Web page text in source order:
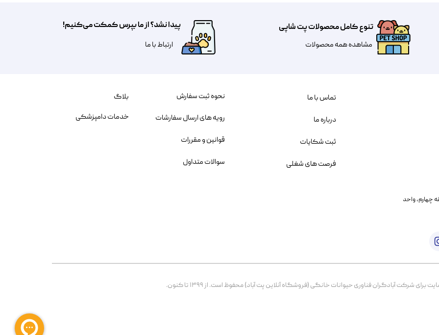
تنوع کامل محصولات پت شاپی
مشاهده همه محصولات
پیدا نشد؟ از ما بپرس کمکت می‌کنیم!
​​​ارتباط با ما
خیابان بنی هاشم پلاک ۲۰۲ ، طبقه چهارم، واحد
شرکت آبادگران فناوری حیوانات خانگی (فروشگاه آنلاین پت آباد) محفوظ است. از ۱۳۹۹ تا کنون.
نحوه ثبت سفارش
رویه های ارسال سفارشات
قوانین و مقررات
سوالات متداول
تماس با ما
درباره ما
ثبت شکایات
فرصت های شغلی
بلاگ
خدمات دامپزشکی